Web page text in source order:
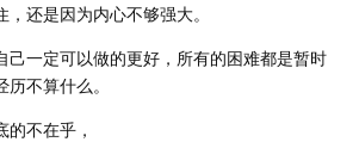
还是因为内心不够强大。
己一定可以做的更好，所有的困难都是暂时
不算什么。
不在乎，